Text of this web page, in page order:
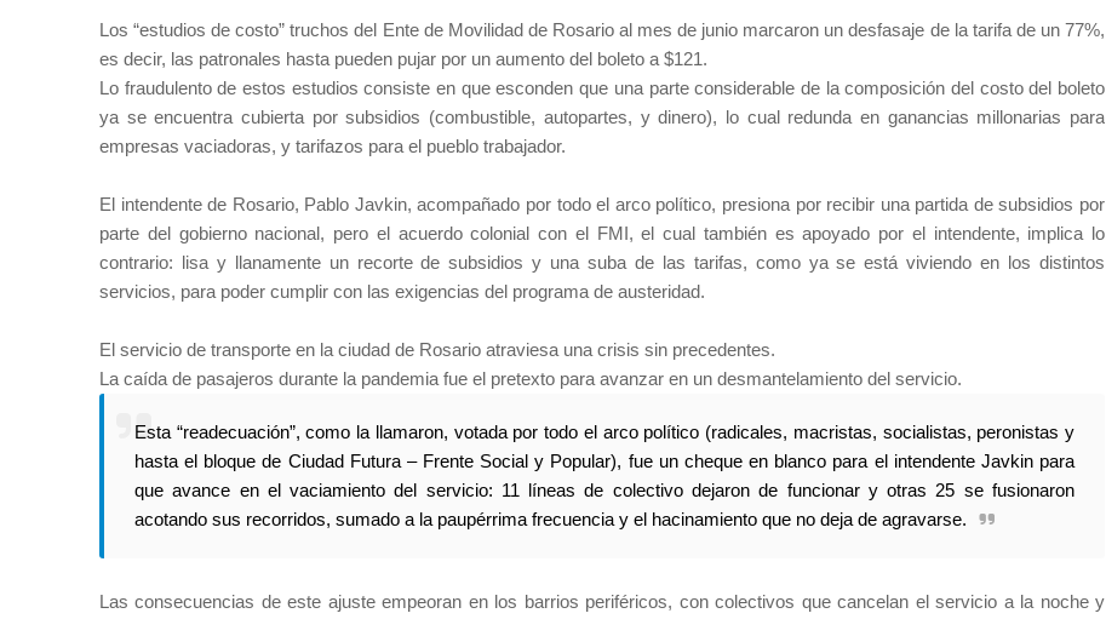
Los “estudios de costo” truchos del Ente de Movilidad de Rosario al mes de junio marcaron un desfasaje de la tarifa de un 77%,
es decir, las patronales hasta pueden pujar por un aumento del boleto a $121.
Lo fraudulento de estos estudios consiste en que esconden que una parte considerable de la composición del costo del boleto
ya se encuentra cubierta por subsidios (combustible, autopartes, y dinero), lo cual redunda en ganancias millonarias para
empresas vaciadoras, y tarifazos para el pueblo trabajador.
El intendente de Rosario, Pablo Javkin, acompañado por todo el arco político, presiona por recibir una partida de subsidios por
parte del gobierno nacional, pero el acuerdo colonial con el FMI, el cual también es apoyado por el intendente, implica lo
contrario: lisa y llanamente un recorte de subsidios y una suba de las tarifas, como ya se está viviendo en los distintos
servicios, para poder cumplir con las exigencias del programa de austeridad.
El servicio de transporte en la ciudad de Rosario atraviesa una crisis sin precedentes.
La caída de pasajeros durante la pandemia fue el pretexto para avanzar en un desmantelamiento del servicio.
Esta “readecuación”, como la llamaron, votada por todo el arco político (radicales, macristas, socialistas, peronistas y
hasta el bloque de Ciudad Futura – Frente Social y Popular), fue un cheque en blanco para el intendente Javkin para
que avance en el vaciamiento del servicio: 11 líneas de colectivo dejaron de funcionar y otras 25 se fusionaron
acotando sus recorridos, sumado a la paupérrima frecuencia y el hacinamiento que no deja de agravarse.
Las consecuencias de este ajuste empeoran en los barrios periféricos, con colectivos que cancelan el servicio a la noche y